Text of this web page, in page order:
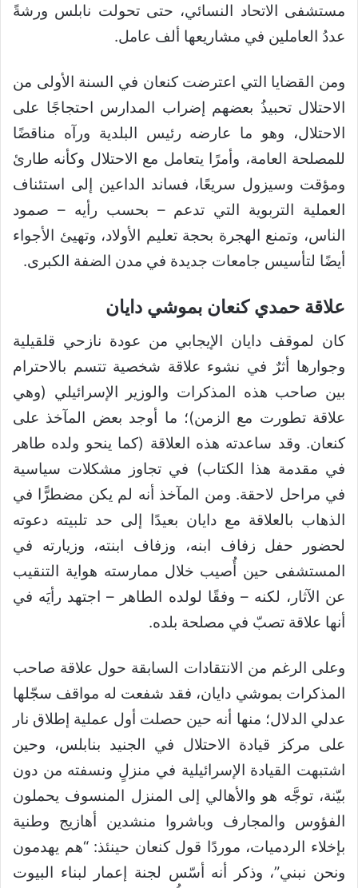
مستشفى الاتحاد النسائي، حتى تحولت نابلس ورشةً
عددُ العاملين في مشاريعها ألف عامل.
ومن القضايا التي اعترضت كنعان في السنة الأولى من
الاحتلال تحبيذُ بعضهم إضراب المدارس احتجاجًا على
الاحتلال، وهو ما عارضه رئيس البلدية ورآه مناقضًا
للمصلحة العامة، وأمرًا يتعامل مع الاحتلال وكأنه طارئ
ومؤقت وسيزول سريعًا، فساند الداعين إلى استئناف
العملية التربوية التي تدعم – بحسب رأيه – صمود
الناس، وتمنع الهجرة بحجة تعليم الأولاد، وتهيئ الأجواء
أيضًا لتأسيس جامعات جديدة في مدن الضفة الكبرى.
علاقة حمدي كنعان بموشي دايان
كان لموقف دايان الإيجابي من عودة نازحي قلقيلية
وجوارها أثرٌ في نشوء علاقة شخصية تتسم بالاحترام
بين صاحب هذه المذكرات والوزير الإسرائيلي (وهي
علاقة تطورت مع الزمن)؛ ما أوجد بعض المآخذ على
كنعان. وقد ساعدته هذه العلاقة (كما ينحو ولده طاهر
في مقدمة هذا الكتاب) في تجاوز مشكلات سياسية
في مراحل لاحقة. ومن المآخذ أنه لم يكن مضطرًّا في
الذهاب بالعلاقة مع دايان بعيدًا إلى حد تلبيته دعوته
لحضور حفل زفاف ابنه، وزفاف ابنته، وزيارته في
المستشفى حين أُصيب خلال ممارسته هواية التنقيب
عن الآثار، لكنه – وفقًا لولده الطاهر – اجتهد رأيَه في
أنها علاقة تصبّ في مصلحة بلده.
وعلى الرغم من الانتقادات السابقة حول علاقة صاحب
المذكرات بموشي دايان، فقد شفعت له مواقف سجّلها
عدلي الدلال؛ منها أنه حين حصلت أول عملية إطلاق نار
على مركز قيادة الاحتلال في الجنيد بنابلس، وحين
اشتبهت القيادة الإسرائيلية في منزلٍ ونسفته من دون
بيّنة، توجَّه هو والأهالي إلى المنزل المنسوف يحملون
الفؤوس والمجارف وباشروا منشدين أهازيج وطنية
بإخلاء الردميات، موردًا قول كنعان حينئذ: “هم يهدمون
ونحن نبني”، وذكر أنه أسّس لجنة إعمار لبناء البيوت